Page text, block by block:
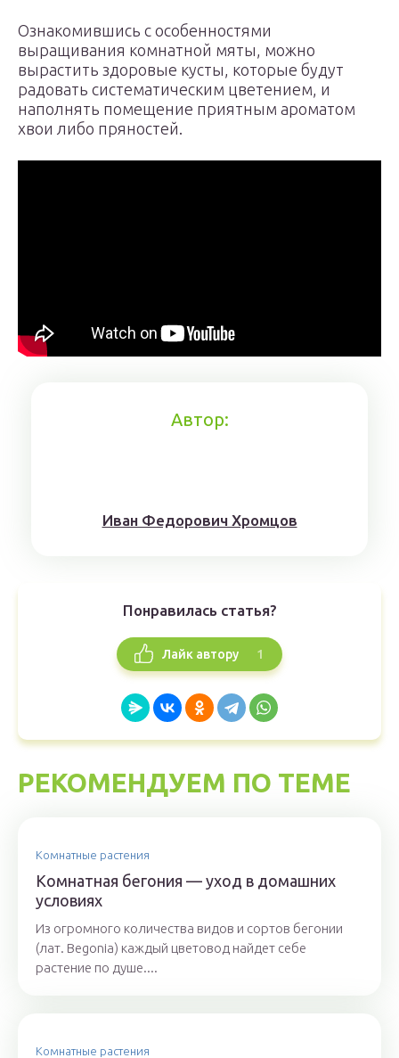
Ознакомившись с особенностями
выращивания комнатной мяты, можно
вырастить здоровые кусты, которые будут
радовать систематическим цветением, и
наполнять помещение приятным ароматом
хвои либо пряностей.
Автор:
Иван Федорович Хромцов
Понравилась статья?
Лайк автору 1
РЕКОМЕНДУЕМ ПО ТЕМЕ
Комнатные растения
Комнатная бегония — уход в домашних
условиях
Из огромного количества видов и сортов бегонии
(лат. Begonia) каждый цветовод найдет себе
растение по душе....
Комнатные растения